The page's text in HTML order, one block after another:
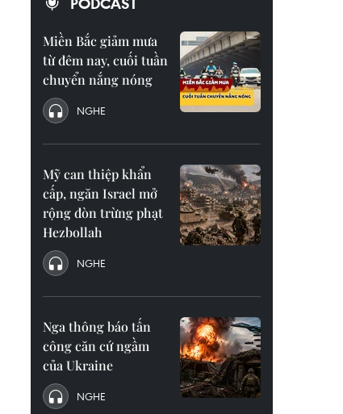
Miền Bắc giảm mưa
từ đêm nay, cuối tuần
chuyển nắng nóng
NGHE
Mỹ can thiệp khẩn
cấp, ngăn Israel mở
rộng đòn trừng phạt
Hezbollah
NGHE
Nga thông báo tấn
công căn cứ ngầm
của Ukraine
NGHE